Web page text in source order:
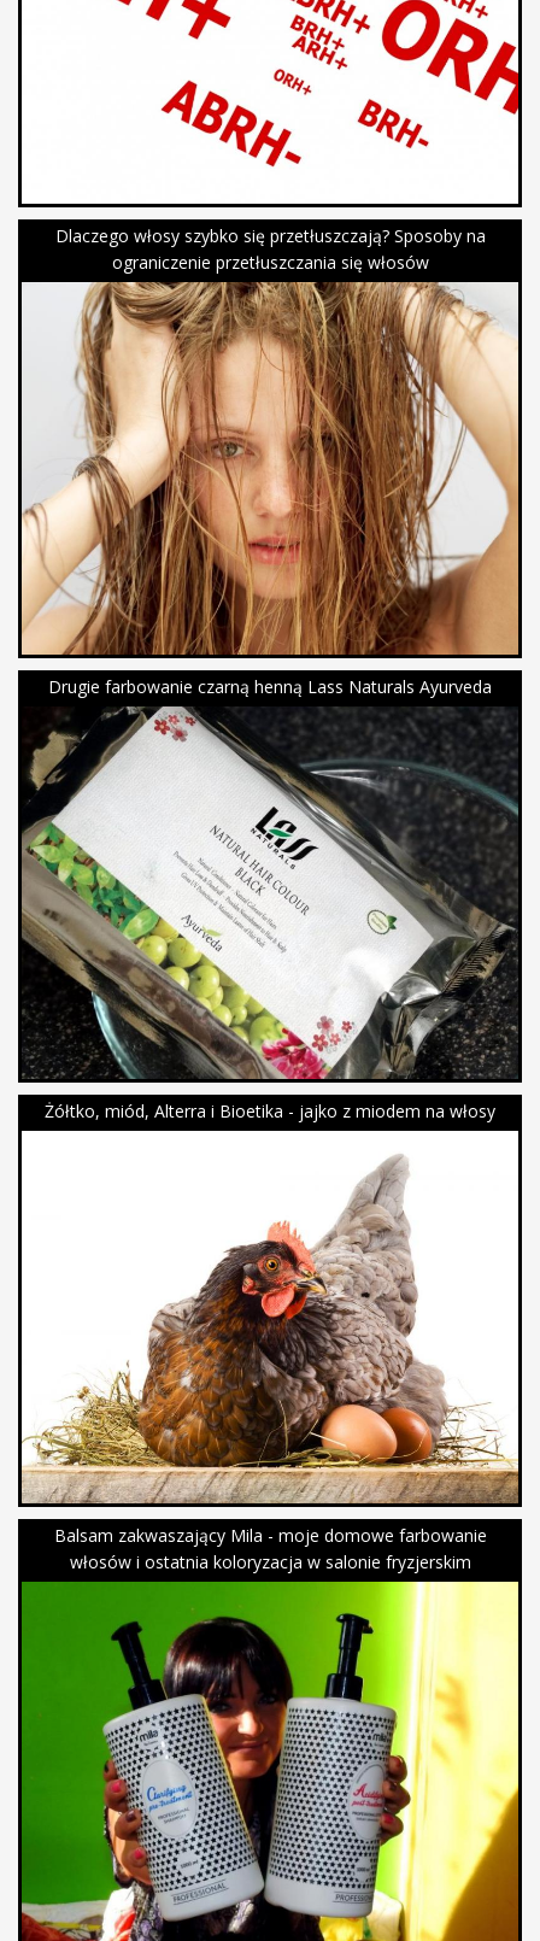
Dlaczego włosy szybko się przetłuszczają? Sposoby na
ograniczenie przetłuszczania się włosów
Drugie farbowanie czarną henną Lass Naturals Ayurveda
Żółtko, miód, Alterra i Bioetika - jajko z miodem na włosy
Balsam zakwaszający Mila - moje domowe farbowanie
włosów i ostatnia koloryzacja w salonie fryzjerskim